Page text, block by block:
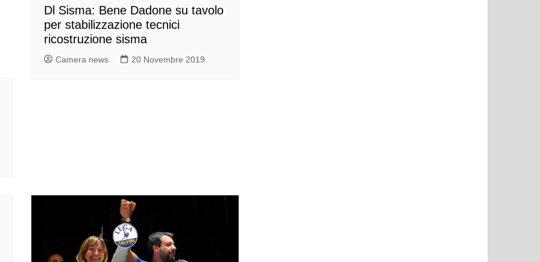
Dl Sisma: Bene Dadone su tavolo
per stabilizzazione tecnici
ricostruzione sisma
Camera news 20 Novembre 2019